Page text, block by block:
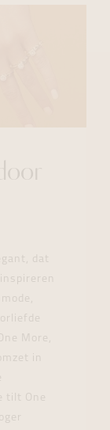
dat
More,
in
tilt One